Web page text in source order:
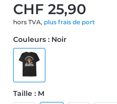
CHF 25,90
hors TVA, plus frais de port
Couleurs : Noir
Taille : M